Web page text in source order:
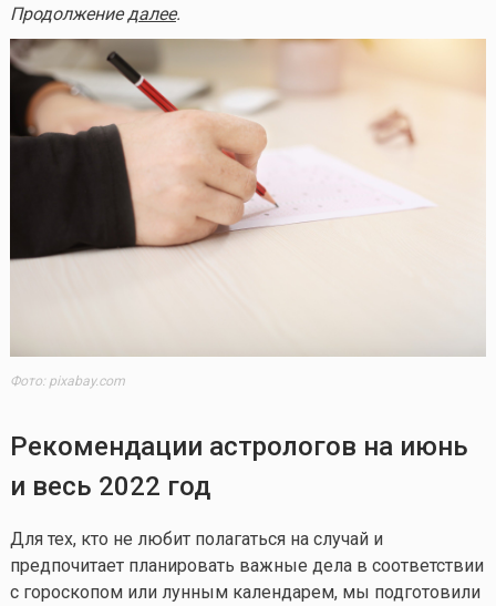
Продолжениедалее.
Фото: pixabay.com
Рекомендации астрологов на июнь
и весь 2022 год
Для тех, кто не любит полагаться на случай и
предпочитает планировать важные дела в соответствии
с гороскопом или лунным календарем, мы подготовили